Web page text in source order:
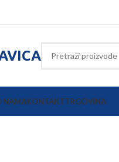
NAMAKONTAKTTRGOVINA